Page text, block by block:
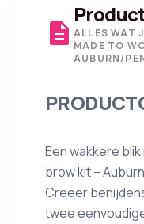
description ALLES WAT
MADE TO
AUBURN/
Een wakkere
brow kit –
Creëer
twee